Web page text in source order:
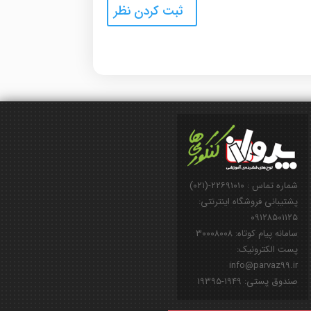
شماره تماس : ۲۲۶۹۱۰۱۰-(۰۲۱)
پشتیبانی فروشگاه اینترنتی:
۰۹۱۲۸۵۰۱۱۲۵
سامانه پیام کوتاه: ۳۰۰۰۸۰۰۸
پست الکترونیک:
info@parvaz99.ir
صندوق پستی: ۱۹۴۹-۱۹۳۹۵